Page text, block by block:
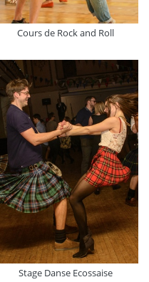
Cours de Rock and Roll
Stage Danse Ecossaise